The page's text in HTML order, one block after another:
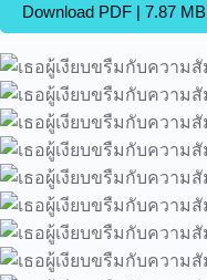
Download PDF | 7.87 MB